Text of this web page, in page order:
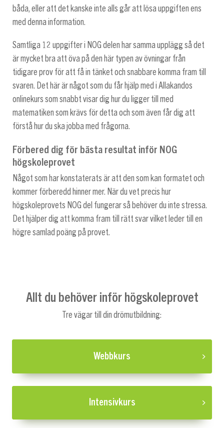
båda, eller att det kanske inte alls går att lösa uppgiften ens
med denna information.
Samtliga 12 uppgifter i NOG delen har samma upplägg så det
är mycket bra att öva på den här typen av övningar från
tidigare prov för att få in tänket och snabbare komma fram till
svaren. Det här är något som du får hjälp med i Allakandos
onlinekurs som snabbt visar dig hur du ligger till med
matematiken som krävs för detta och som även får dig att
förstå hur du ska jobba med frågorna.
Förbered dig för bästa resultat inför NOG
högskoleprovet
Något som har konstaterats är att den som kan formatet och
kommer förberedd hinner mer. När du vet precis hur
högskoleprovets NOG del fungerar så behöver du inte stressa.
Det hjälper dig att komma fram till rätt svar vilket leder till en
högre samlad poäng på provet.
Allt du behöver inför högskoleprovet
Tre vägar till din drömutbildning:
Webbkurs
Intensivkurs